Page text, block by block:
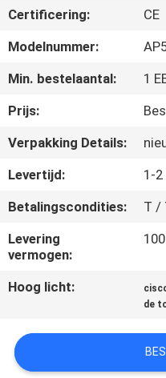
NEEM
CONTACT
ONS
OP
NIEUWS
GEVALLEN
Certificering:
CE
Modelnummer:
Min. bestelaantal:
1
Prijs:
Verpakking Details:
Levertijd:
1-
Betalingscondities:
T /
Levering
vermogen:
Hoog licht:
de